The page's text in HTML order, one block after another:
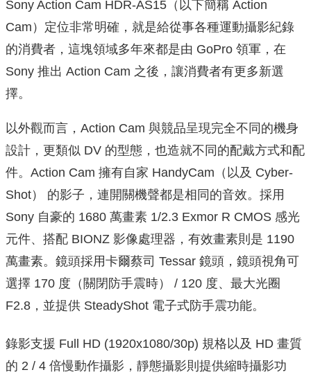
Sony Action Cam HDR-AS15（以下簡稱 Action
Cam）定位非常明確，就是給從事各種運動攝影紀錄
的消費者，這塊領域多年來都是由 GoPro 領軍，在
Sony 推出 Action Cam 之後，讓消費者有更多新選
擇。
以外觀而言，Action Cam 與競品呈現完全不同的機身
設計，更類似 DV 的型態，也造就不同的配戴方式和配
件。Action Cam 擁有自家 HandyCam（以及 Cyber-
Shot） 的影子，連開關機聲都是相同的音效。採用
Sony 自豪的 1680 萬畫素 1/2.3 Exmor R CMOS 感光
元件、搭配 BIONZ 影像處理器 ，有效畫素則是 1190
萬畫素。鏡頭採用卡爾蔡司 Tessar 鏡頭，鏡頭視角可
選擇 170 度（關閉防手震時） / 120 度、最大光圈
F2.8，並提供 SteadyShot 電子式防手震功能。
錄影支援 Full HD (1920x1080/30p) 規格以及 HD 畫質
的 2 / 4 倍慢動作攝影，靜態攝影則提供縮時攝影功